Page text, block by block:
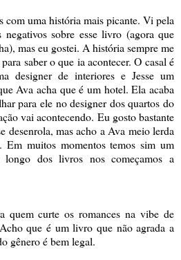
com uma história mais picante. Vi pela
negativos sobre esse livro (agora que
mas eu gostei. A história sempre me
saber o que ia acontecer. O casal é
designer de interiores e Jesse um
Ava acha que é um hotel. Ela acaba
para ele no designer dos quartos do
vai acontecendo. Eu gosto bastante
desenrola, mas acho a Ava meio lerda
Em muitos momentos temos sim um
longo dos livros nos começamos a
curte os romances na vibe de
que é um livro que não agrada a
gênero é bem legal.